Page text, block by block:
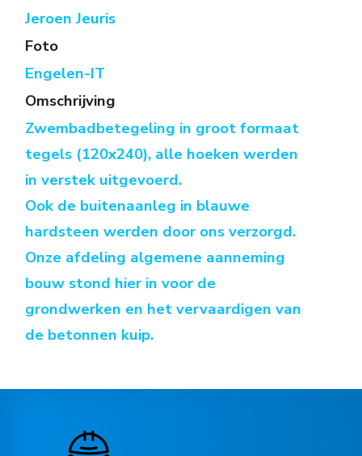
Jeroen Jeuris
Foto
Engelen-IT
Omschrijving
Zwembadbetegeling in groot formaat
tegels (120x240), alle hoeken werden
in verstek uitgevoerd.
Ook de buitenaanleg in blauwe
hardsteen werden door ons verzorgd.
Onze afdeling algemene aanneming
bouw stond hier in voor de
grondwerken en het vervaardigen van
de betonnen kuip.